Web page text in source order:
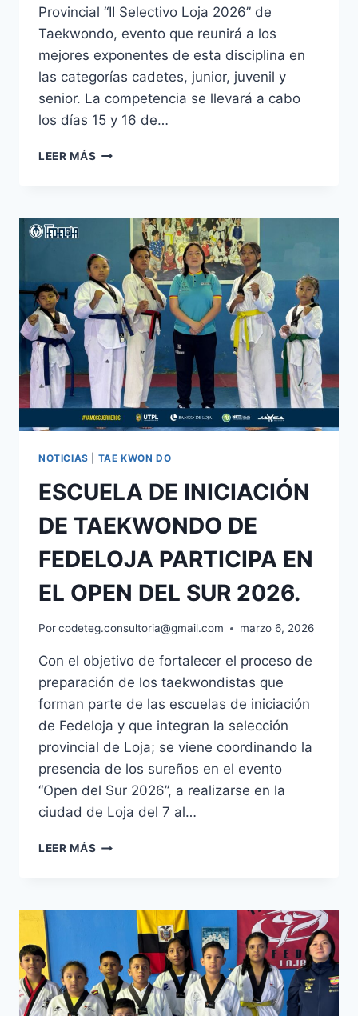
Provincial “II Selectivo Loja 2026” de
Taekwondo, evento que reunirá a los
mejores exponentes de esta disciplina en
las categorías cadetes, junior, juvenil y
senior. La competencia se llevará a cabo
los días 15 y 16 de…
LEER MÁS
NOTICIAS TAE KWON DO
ESCUELA DE INICIACIÓN
DE TAEKWONDO DE
FEDELOJA PARTICIPA EN
EL OPEN DEL SUR 2026.
Porcodeteg.consultoria@gmail.com marzo 6, 2026
Con el objetivo de fortalecer el proceso de
preparación de los taekwondistas que
forman parte de las escuelas de iniciación
de Fedeloja y que integran la selección
provincial de Loja; se viene coordinando la
presencia de los sureños en el evento
“Open del Sur 2026”, a realizarse en la
ciudad de Loja del 7 al…
LEER MÁS